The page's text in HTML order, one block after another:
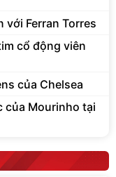
với Ferran Torres
cổ động viên
của Chelsea
của Mourinho tại